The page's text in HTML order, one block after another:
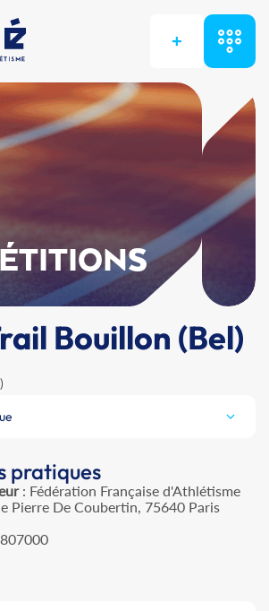
+
Bouillon (Bel)
pratiques
: Fédération Française d'Athlétisme
Pierre De Coubertin, 75640 Paris